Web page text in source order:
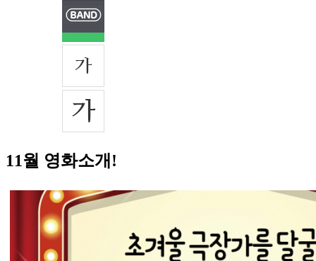
11월 영화소개!